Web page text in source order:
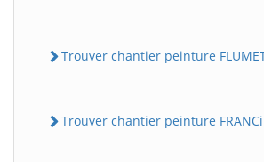
Trouver chantier peinture
Trouver chantier peinture